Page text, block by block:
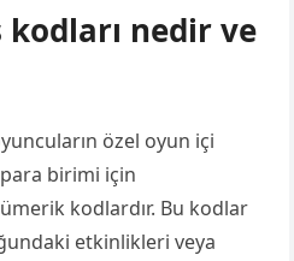
nedir ve
özel oyun içi
birimi için
kodlardır. Bu kodlar
etkinlikleri veya